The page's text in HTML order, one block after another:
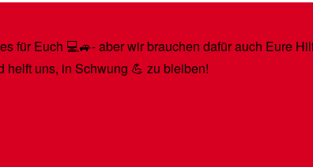
für Euch 💻🚙- aber wir brauchen dafür auch Eure
helft uns, in Schwung 💪 zu bleiben!